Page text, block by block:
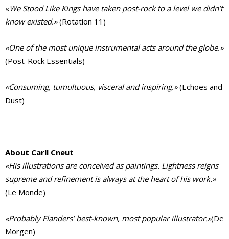
«We Stood Like Kings have taken post-rock to a level we didn’t
know existed.»(Rotation 11)
«One of the most unique instrumental acts around the globe.»
(Post-Rock Essentials)
«Consuming, tumultuous, visceral and inspiring.»(Echoes and
Dust)
About Carll Cneut
«His illustrations are conceived as paintings. Lightness reigns
supreme and refinement is always at the heart of his work.»
(Le Monde)
«Probably Flanders’ best-known, most popular illustrator.»(De
Morgen)